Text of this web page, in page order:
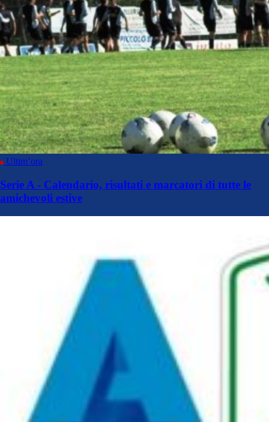
Ultim’ora
Serie A - Calendario, risultati e marcatori di tutte le
amichevoli estive